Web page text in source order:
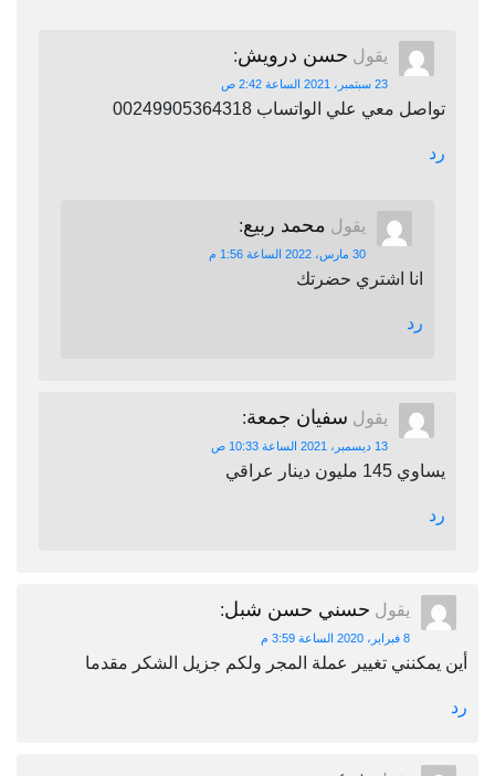
يقول حسن درويش:
23 سبتمبر، 2021 الساعة 2:42 ص
تواصل معي علي الواتساب 00249905364318
رد
يقول محمد ربيع:
30 مارس، 2022 الساعة 1:56 م
انا اشتري حضرتك
رد
يقول سفيان جمعة:
13 ديسمبر، 2021 الساعة 10:33 ص
يساوي 145 مليون دينار عراقي
رد
يقول حسني حسن شبل:
8 فبراير، 2020 الساعة 3:59 م
أين يمكنني تغيير عملة المجر ولكم جزيل الشكر مقدما
رد